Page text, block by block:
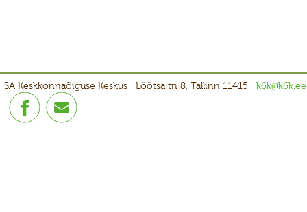
SA Keskkonnaõiguse Keskus Lõõtsa tn 8, Tallinn 11415 k6k@k6k.ee